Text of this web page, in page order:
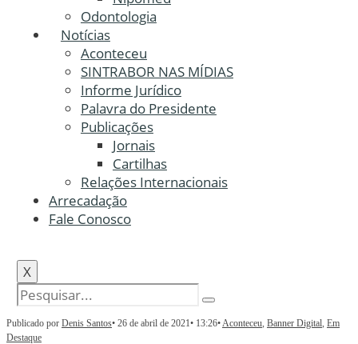
Odontologia
Notícias
Aconteceu
SINTRABOR NAS MÍDIAS
Informe Jurídico
Palavra do Presidente
Publicações
Jornais
Cartilhas
Relações Internacionais
Arrecadação
Fale Conosco
X
Publicado por Denis Santos• 26 de abril de 2021• 13:26•Aconteceu, Banner Digital, Em
Destaque